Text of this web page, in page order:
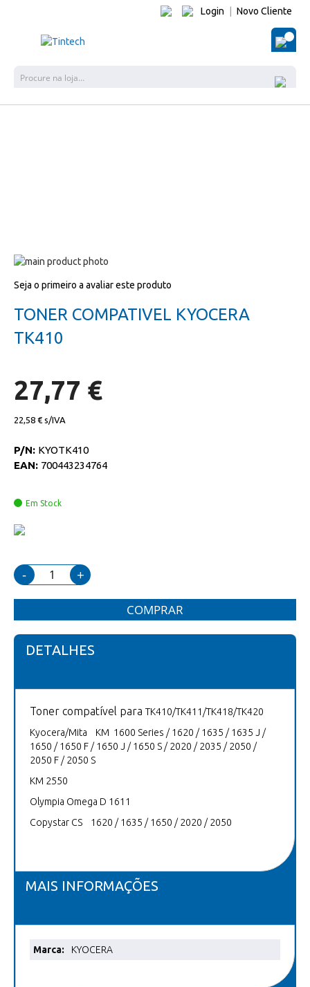
Login Novo Cliente
O
Salte
o
galeria
de
para
início
da
galeria
Seja o primeiro a avaliar este produto
TONER COMPATIVEL KYOCERA
TK410
27,77 €
22,58 €
P/N: KYOTK410
EAN: 700443234764
Em Stock
- +
COMPRAR
DETALHES
Toner compatível para TK410/TK411/TK418/TK420
Kyocera/Mita KM 1600 Series / 1620 / 1635 / 1635 J /
1650 / 1650 F / 1650 J / 1650 S / 2020 / 2035 / 2050 /
2050 F / 2050 S
KM 2550
Olympia Omega D 1611
Copystar CS 1620 / 1635 / 1650 / 2020 / 2050
MAIS INFORMAÇÕES
Mais
KYOCERA